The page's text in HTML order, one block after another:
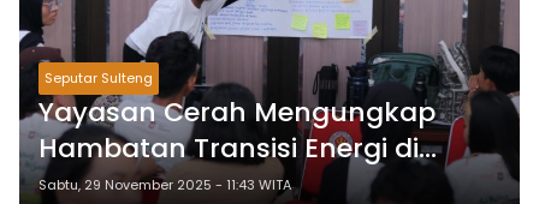
Seputar Sulteng
Yayasan Cerah Mengungkap
Hambatan Transisi Energi di
Sulawesi TengahSabtu, 29 November 2025 - 11:43 WITA